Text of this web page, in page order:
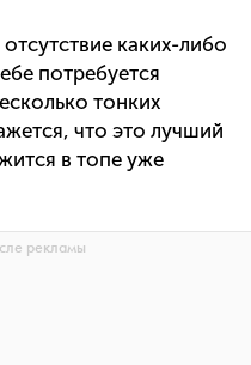
каких-либо
потребуется
тонких
что это лучший
в топе уже